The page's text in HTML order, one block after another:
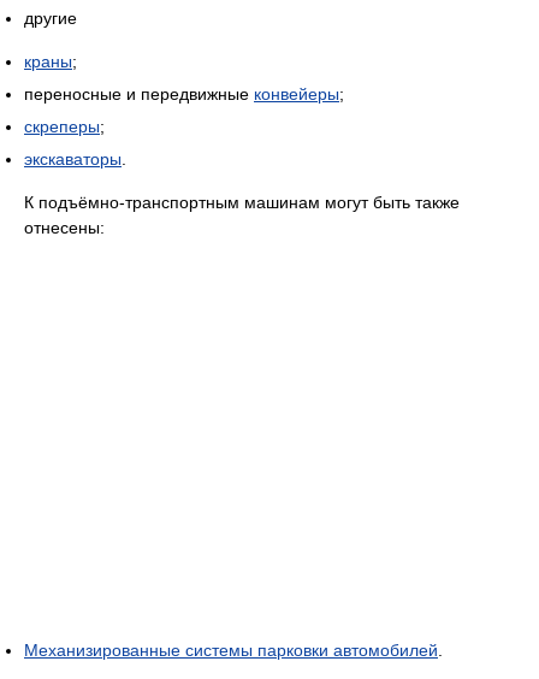
другие
краны;
переносные и передвижные конвейеры;
скреперы;
экскаваторы.
К подъёмно-транспортным машинам могут быть также
отнесены:
Механизированные системы парковки автомобилей.